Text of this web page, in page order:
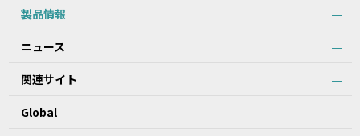
製品情報
ニュース
関連サイト
Global